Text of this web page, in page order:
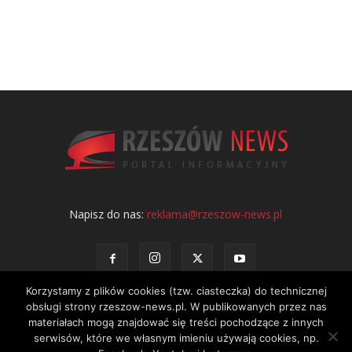
Napisz do nas:reklama@rzeszow-news.pl
Kontakt Polityka prywatności Regulamin portalu
Korzystamy z plików cookies (tzw. ciasteczka) do technicznej
obsługi strony rzeszow-news.pl. W publikowanych przez nas
materiałach mogą znajdować się treści pochodzące z innych
serwisów, które we własnym imieniu używają cookies, np.